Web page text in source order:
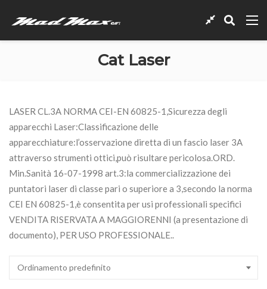
Cat Laser
LASER CL.3A NORMA CEI-EN 60825-1,Sicurezza degli
apparecchi Laser:Classificazione delle
apparecchiature:l’osservazione diretta di un fascio laser 3A
attraverso strumenti ottici,può risultare pericolosa.ORD.
Min.Sanità 16-07-1998 art.3:la commercializzazione dei
puntatori laser di classe pari o superiore a 3,secondo la norma
CEI EN 60825-1,è consentita per usi professionali specifici
VENDITA RISERVATA A MAGGIORENNI (a presentazione di
documento), PER USO PROFESSIONALE..
Ordinamento predefinito